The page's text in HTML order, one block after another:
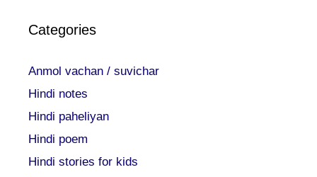
Categories
Anmol vachan / suvichar
Hindi notes
Hindi paheliyan
Hindi poem
Hindi stories for kids